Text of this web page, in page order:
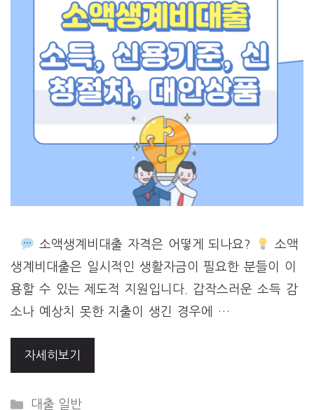
소액생계비대출 자격은 어떻게 되나요?
소액
생계비대출은 일시적인 생활자금이 필요한 분들이 이
용할 수 있는 제도적 지원입니다. 갑작스러운 소득 감
소나 예상치 못한 지출이 생긴 경우에 …
자세히보기
Categories
대출 일반